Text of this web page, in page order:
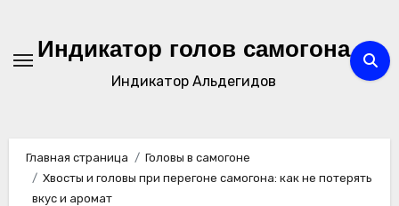
содержимому
Индикатор голов самогона
Индикатор Альдегидов
Главная страница
Головы в самогоне
Хвосты и головы при перегоне самогона: как не потерять
вкус и аромат